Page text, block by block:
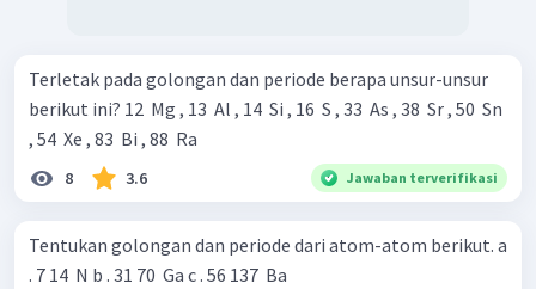
Terletak pada golongan dan periode berapa unsur-unsur
berikut ini? 12 ​ Mg , 13 ​ Al , 14 ​ Si , 16 ​ S , 33 ​ As , 38 ​ Sr , 50 ​ Sn
, 54 ​ Xe , 83 ​ Bi , 88 ​ Ra
8 3.6 Jawaban terverifikasi
Tentukan golongan dan periode dari atom-atom berikut. a
. 7 14 ​ N b . 31 70 ​ Ga c . 56 137 ​ Ba